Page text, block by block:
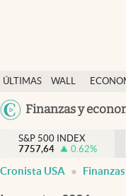
ÚLTIMAS
NOTICIAS
WALL
DÓLAR
Finanzas y
Finanzas y economía
Wall Street y dólar
Inmigración
S&P 500 INDEX
7757,64
0.62%
Cronista USA